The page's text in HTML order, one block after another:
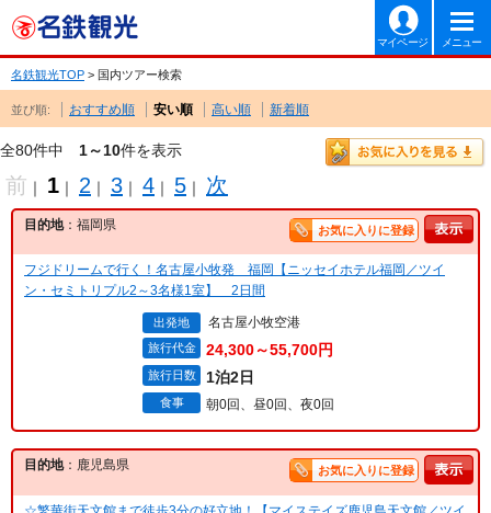
マイページ メニュー
名鉄観光TOP > 国内ツアー検索
並び順: おすすめ順 安い順 高い順 新着順
全80件中 1～10件を表示
前 ｜ 1 ｜ 2 ｜ 3 ｜ 4 ｜ 5 ｜ 次
目的地：福岡県 お気に入りに登録
フジドリームで行く！名古屋小牧発 福岡【ニッセイホテル福岡／ツイ
ン・セミトリプル2～3名様1室】 2日間
出発地 名古屋小牧空港
旅行代金 24,300～55,700円
旅行日数 1泊2日
食事 朝0回、昼0回、夜0回
目的地：鹿児島県 お気に入りに登録